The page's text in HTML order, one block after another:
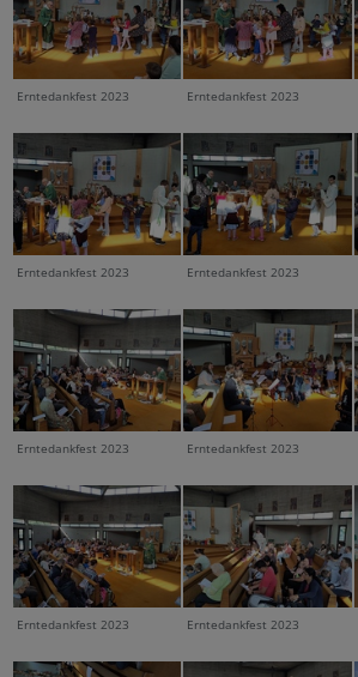
Erntedankfest 2023 Erntedankfest 2023
Erntedankfest 2023 Erntedankfest 2023
Erntedankfest 2023 Erntedankfest 2023
Erntedankfest 2023 Erntedankfest 2023